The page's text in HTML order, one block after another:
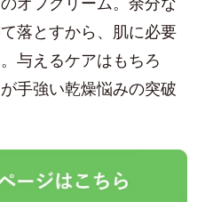
落とすから、肌に必要
与えるケアはもちろ
手強い乾燥悩みの突破